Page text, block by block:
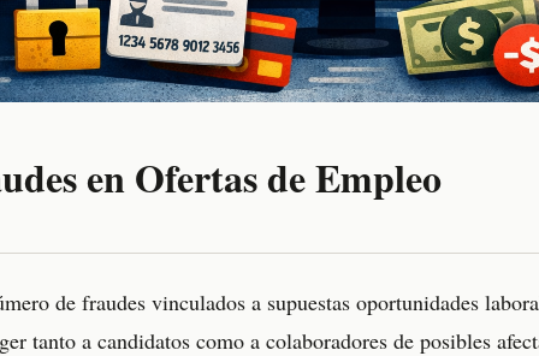
en Ofertas de Empleo
de fraudes vinculados a supuestas oportunidades
tanto a candidatos como a colaboradores de posibles